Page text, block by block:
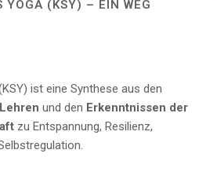
YOGA (KSY) – EIN WEG
ist eine Synthese aus den
und den Erkenntnissen der
zu Entspannung, Resilienz,